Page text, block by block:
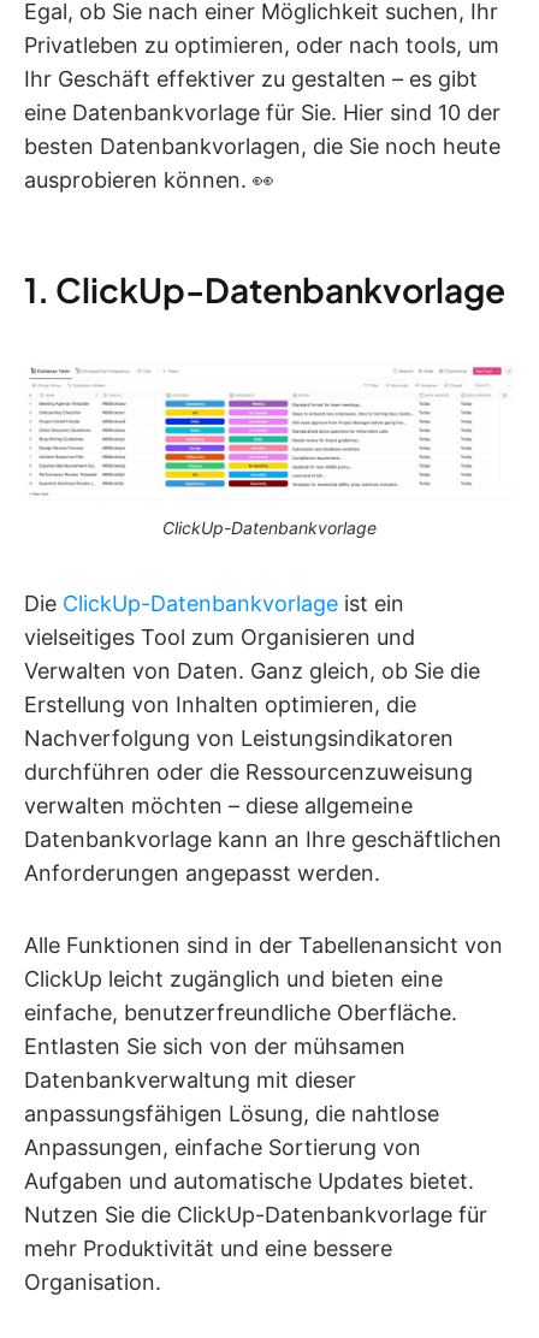
Egal, ob Sie nach einer Möglichkeit suchen, Ihr
Privatleben zu optimieren, oder nach tools, um
Ihr Geschäft effektiver zu gestalten – es gibt
eine Datenbankvorlage für Sie. Hier sind 10 der
besten Datenbankvorlagen, die Sie noch heute
ausprobieren können. 👀
1. ClickUp-Datenbankvorlage
ClickUp-Datenbankvorlage
Die ClickUp-Datenbankvorlage ist ein
vielseitiges Tool zum Organisieren und
Verwalten von Daten. Ganz gleich, ob Sie die
Erstellung von Inhalten optimieren, die
Nachverfolgung von Leistungsindikatoren
durchführen oder die Ressourcenzuweisung
verwalten möchten – diese allgemeine
Datenbankvorlage kann an Ihre geschäftlichen
Anforderungen angepasst werden.
Alle Funktionen sind in der Tabellenansicht von
ClickUp leicht zugänglich und bieten eine
einfache, benutzerfreundliche Oberfläche.
Entlasten Sie sich von der mühsamen
Datenbankverwaltung mit dieser
anpassungsfähigen Lösung, die nahtlose
Anpassungen, einfache Sortierung von
Aufgaben und automatische Updates bietet.
Nutzen Sie die ClickUp-Datenbankvorlage für
mehr Produktivität und eine bessere
Organisation.